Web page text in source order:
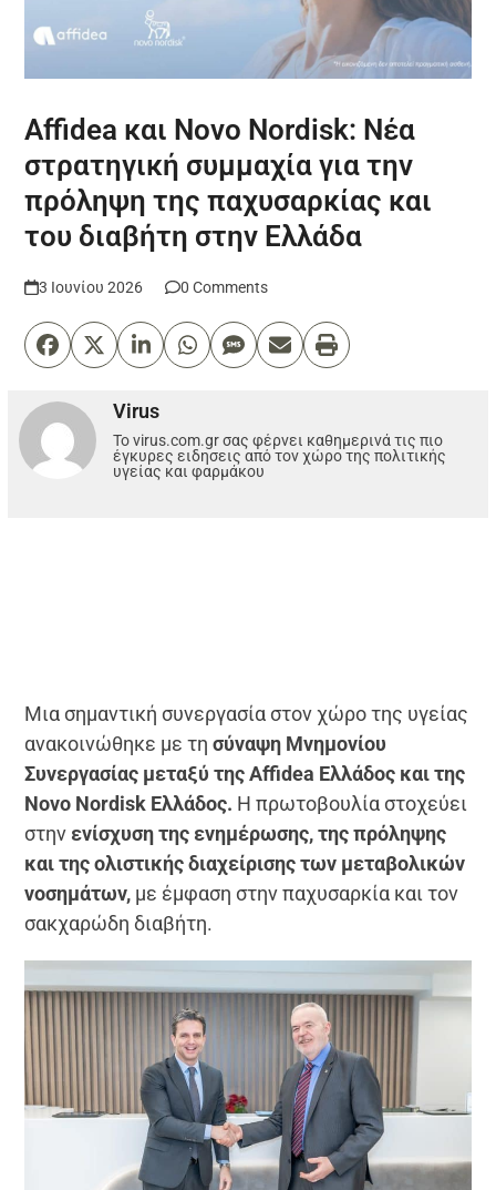
Affidea και Novo Nordisk: Νέα
στρατηγική συμμαχία για την
πρόληψη της παχυσαρκίας και
του διαβήτη στην Ελλάδα
3 Ιουνίου 2026 0 Comments
Virus
Το virus.com.gr σας φέρνει καθημερινά τις πιο
έγκυρες ειδησεις από τον χώρο της πολιτικής
υγείας και φαρμάκου
Μια σημαντική συνεργασία στον χώρο της υγείας
ανακοινώθηκε με τησύναψη Μνημονίου
Συνεργασίας μεταξύ της Affidea Ελλάδος και της
Novo Nordisk Ελλάδος. Η πρωτοβουλία στοχεύει
στην ενίσχυση της ενημέρωσης, της πρόληψης
και της ολιστικής διαχείρισης των μεταβολικών
νοσημάτων, με έμφαση στην παχυσαρκία και τον
σακχαρώδη διαβήτη.